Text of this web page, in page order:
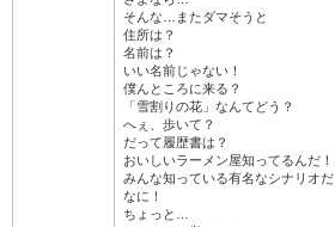
そんな…またダマそうと
住所は？
名前は？
いい名前じゃない！
僕んところに来る？
「雪割りの花」なんてどう？
へぇ、歩いて？
だって履歴書は？
おいしいラーメン屋知ってるんだ！
みんな知っている有名なシナリオだ
なに！
ちょっと…